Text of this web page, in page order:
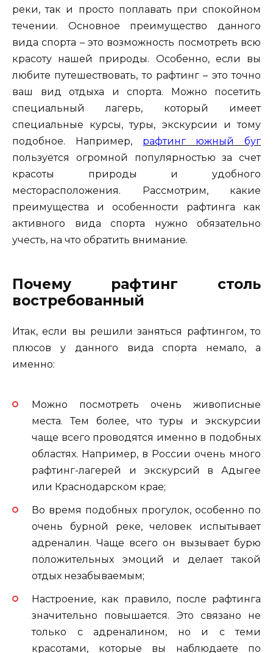
реки, так и просто поплавать при спокойном
течении. Основное преимущество данного
вида спорта – это возможность посмотреть всю
красоту нашей природы. Особенно, если вы
любите путешествовать, то рафтинг – это точно
ваш вид отдыха и спорта. Можно посетить
специальный лагерь, который имеет
специальные курсы, туры, экскурсии и тому
подобное. Например, рафтинг южный буг
пользуется огромной популярностью за счет
красоты природы и удобного
месторасположения. Рассмотрим, какие
преимущества и особенности рафтинга как
активного вида спорта нужно обязательно
учесть, на что обратить внимание.
Почему рафтинг столь
востребованный
Итак, если вы решили заняться рафтингом, то
плюсов у данного вида спорта немало, а
именно:
Можно посмотреть очень живописные
места. Тем более, что туры и экскурсии
чаще всего проводятся именно в подобных
областях. Например, в России очень много
рафтинг-лагерей и экскурсий в Адыгее
или Краснодарском крае;
Во время подобных прогулок, особенно по
очень бурной реке, человек испытывает
адреналин. Чаще всего он вызывает бурю
положительных эмоций и делает такой
отдых незабываемым;
Настроение, как правило, после рафтинга
значительно повышается. Это связано не
только с адреналином, но и с теми
красотами, которые вы наблюдаете по